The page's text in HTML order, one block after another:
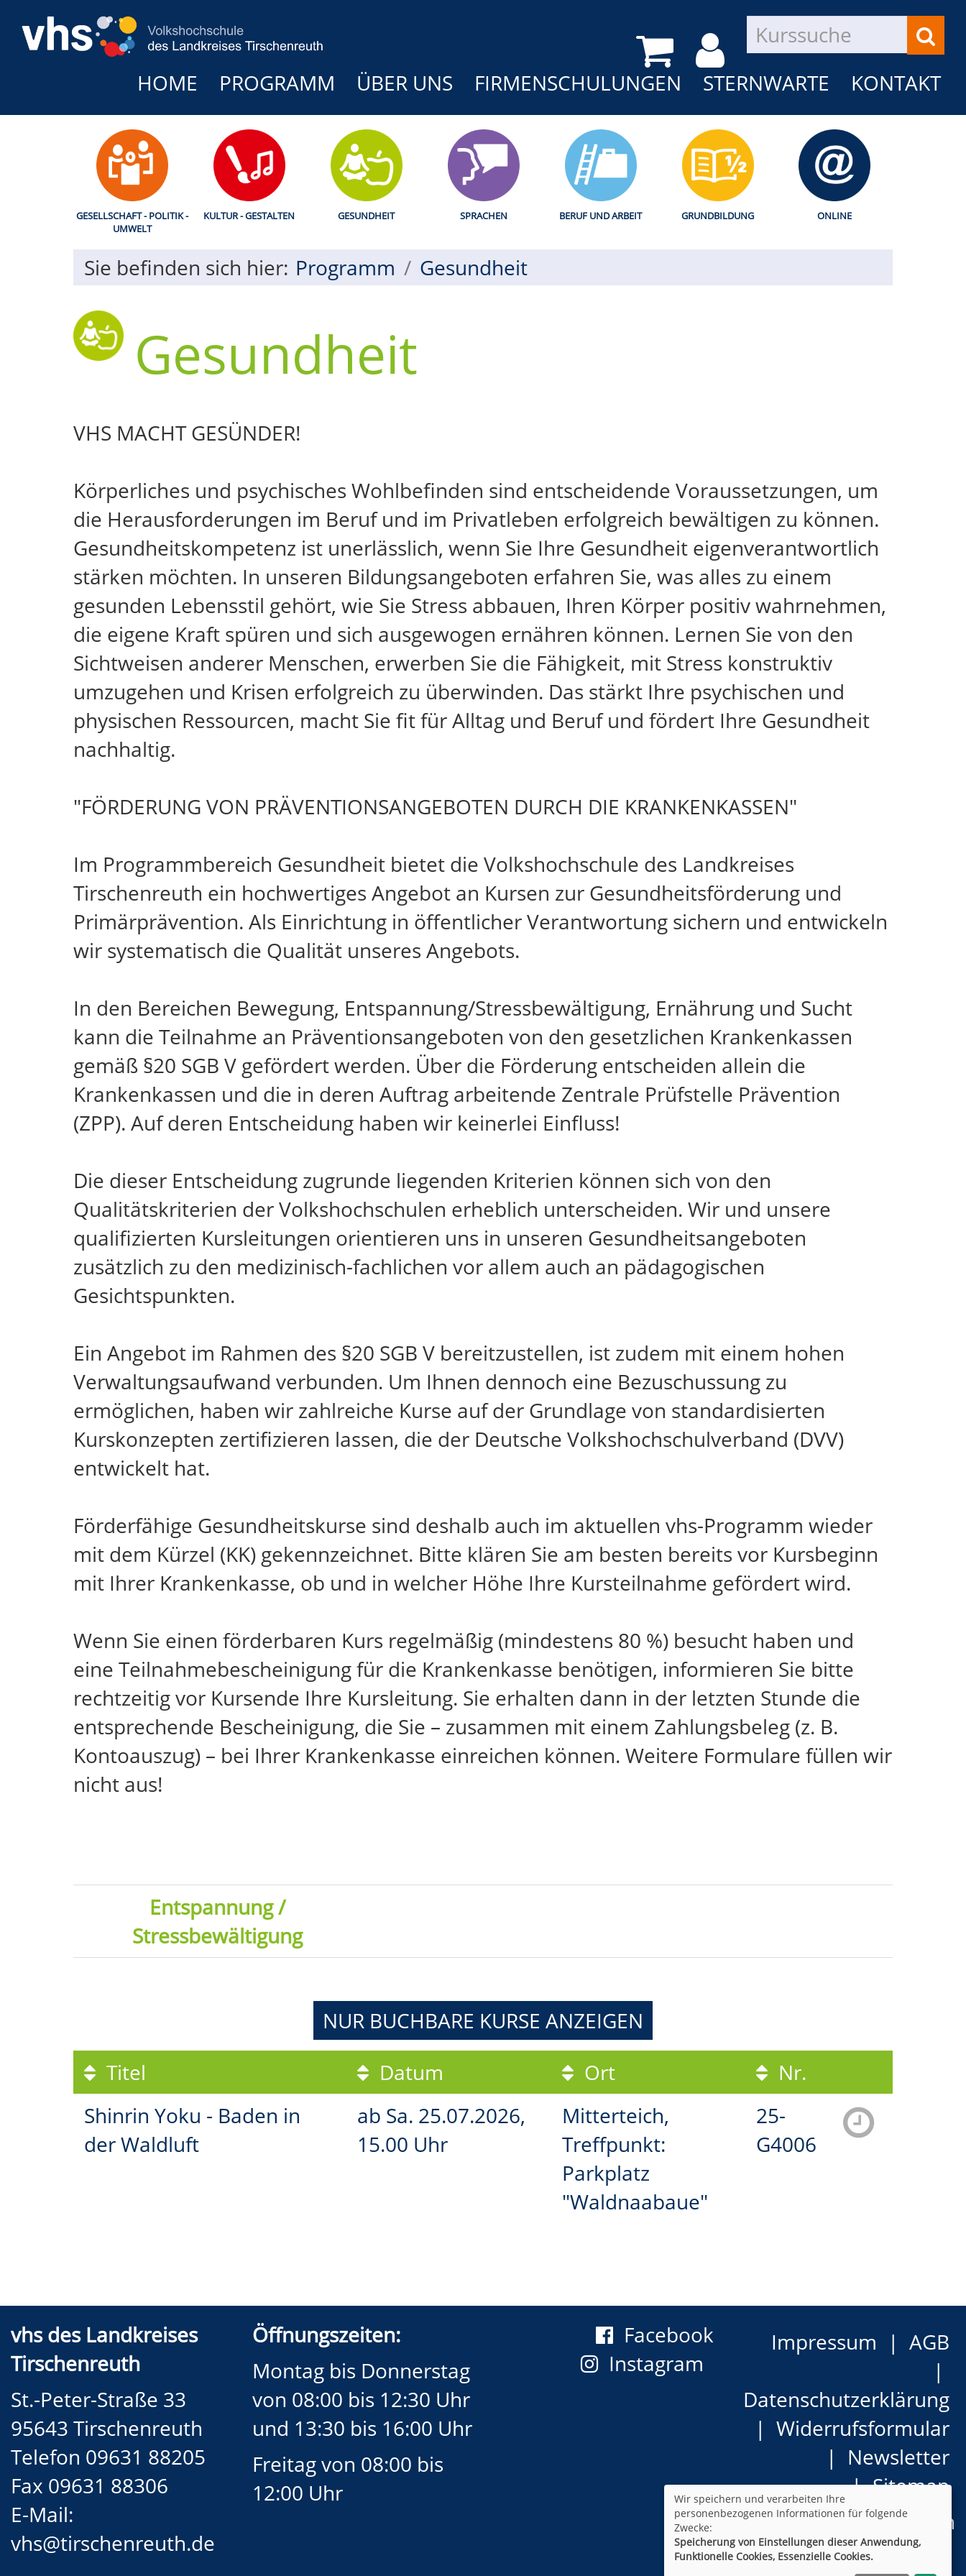
HOME PROGRAMM ÜBER UNS FIRMENSCHULUNGEN STERNWARTE KONTAKT
GESELLSCHAFT - POLITIK -
UMWELT
KULTUR - GESTALTEN GESUNDHEIT SPRACHEN BERUF UND ARBEIT GRUNDBILDUNG ONLINE
Sie befinden sich hier: Programm Gesundheit
Gesundheit
VHS MACHT GESÜNDER!
Körperliches und psychisches Wohlbefinden sind entscheidende Voraussetzungen, um
die Herausforderungen im Beruf und im Privatleben erfolgreich bewältigen zu können.
Gesundheitskompetenz ist unerlässlich, wenn Sie Ihre Gesundheit eigenverantwortlich
stärken möchten. In unseren Bildungsangeboten erfahren Sie, was alles zu einem
gesunden Lebensstil gehört, wie Sie Stress abbauen, Ihren Körper positiv wahrnehmen,
die eigene Kraft spüren und sich ausgewogen ernähren können. Lernen Sie von den
Sichtweisen anderer Menschen, erwerben Sie die Fähigkeit, mit Stress konstruktiv
umzugehen und Krisen erfolgreich zu überwinden. Das stärkt Ihre psychischen und
physischen Ressourcen, macht Sie fit für Alltag und Beruf und fördert Ihre Gesundheit
nachhaltig.
"FÖRDERUNG VON PRÄVENTIONSANGEBOTEN DURCH DIE KRANKENKASSEN"
Im Programmbereich Gesundheit bietet die Volkshochschule des Landkreises
Tirschenreuth ein hochwertiges Angebot an Kursen zur Gesundheitsförderung und
Primärprävention. Als Einrichtung in öffentlicher Verantwortung sichern und entwickeln
wir systematisch die Qualität unseres Angebots.
In den Bereichen Bewegung, Entspannung/Stressbewältigung, Ernährung und Sucht
kann die Teilnahme an Präventionsangeboten von den gesetzlichen Krankenkassen
gemäß §20 SGB V gefördert werden. Über die Förderung entscheiden allein die
Krankenkassen und die in deren Auftrag arbeitende Zentrale Prüfstelle Prävention
(ZPP). Auf deren Entscheidung haben wir keinerlei Einfluss!
Die dieser Entscheidung zugrunde liegenden Kriterien können sich von den
Qualitätskriterien der Volkshochschulen erheblich unterscheiden. Wir und unsere
qualifizierten Kursleitungen orientieren uns in unseren Gesundheitsangeboten
zusätzlich zu den medizinisch-fachlichen vor allem auch an pädagogischen
Gesichtspunkten.
Ein Angebot im Rahmen des §20 SGB V bereitzustellen, ist zudem mit einem hohen
Verwaltungsaufwand verbunden. Um Ihnen dennoch eine Bezuschussung zu
ermöglichen, haben wir zahlreiche Kurse auf der Grundlage von standardisierten
Kurskonzepten zertifizieren lassen, die der Deutsche Volkshochschulverband (DVV)
entwickelt hat.
Förderfähige Gesundheitskurse sind deshalb auch im aktuellen vhs-Programm wieder
mit dem Kürzel (KK) gekennzeichnet. Bitte klären Sie am besten bereits vor Kursbeginn
mit Ihrer Krankenkasse, ob und in welcher Höhe Ihre Kursteilnahme gefördert wird.
Wenn Sie einen förderbaren Kurs regelmäßig (mindestens 80 %) besucht haben und
eine Teilnahmebescheinigung für die Krankenkasse benötigen, informieren Sie bitte
rechtzeitig vor Kursende Ihre Kursleitung. Sie erhalten dann in der letzten Stunde die
entsprechende Bescheinigung, die Sie – zusammen mit einem Zahlungsbeleg (z. B.
Kontoauszug) – bei Ihrer Krankenkasse einreichen können. Weitere Formulare füllen wir
nicht aus!
Entspannung /
Stressbewältigung
NUR BUCHBARE KURSE ANZEIGEN
Titel
Datum Ort
Nr.
Shinrin Yoku - Baden in
der Waldluft
ab Sa. 25.07.2026,
15.00 Uhr
Mitterteich,
Treffpunkt:
Parkplatz
"Waldnaabaue"
25-
G4006
vhs des Landkreises
Tirschenreuth
St.-Peter-Straße 33
95643 Tirschenreuth
Telefon 09631 88205
Fax 09631 88306
E-Mail:
vhs@tirschenreuth.de
Öffnungszeiten:
Montag bis Donnerstag
von 08:00 bis 12:30 Uhr
und 13:30 bis 16:00 Uhr
Freitag von 08:00 bis
12:00 Uhr
Facebook
Instagram
Impressum AGB
Datenschutzerklärung
Widerrufsformular
Newsletter
Sitemap
Cookie Einstellungen
Wir speichern und verarbeiten Ihre
personenbezogenen Informationen für folgende
Zwecke:
Speicherung von Einstellungen dieser Anwendung,
Funktionelle Cookies, Essenzielle Cookies.